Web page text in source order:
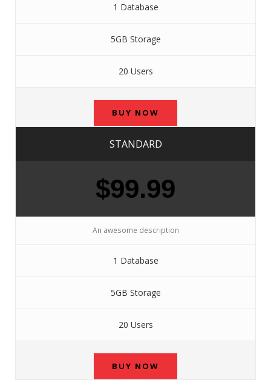
1 Database
5GB Storage
20 Users
BUY NOW
STANDARD
$99.99
An awesome description
1 Database
5GB Storage
20 Users
BUY NOW